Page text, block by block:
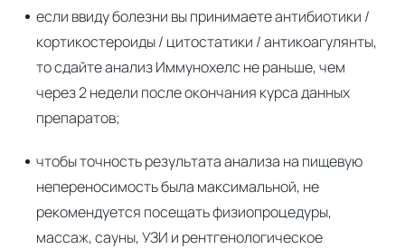
если ввиду болезни вы принимаете антибиотики /
кортикостероиды / цитостатики / антикоагулянты,
то сдайте анализ Иммунохелс не раньше, чем
через 2 недели после окончания курса данных
препаратов;
чтобы точность результата анализа на пищевую
непереносимость была максимальной, не
рекомендуется посещать физиопроцедуры,
массаж, сауны, УЗИ и рентгенологическое